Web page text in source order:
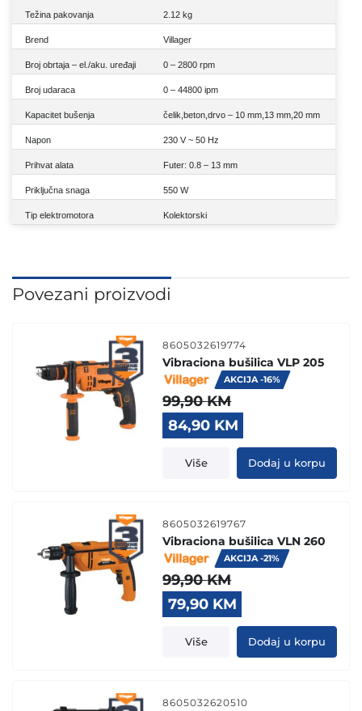
Težina pakovanja 2.12 kg
Brend Villager
Broj obrtaja – el./aku. uređaji 0 – 2800 rpm
Broj udaraca 0 – 44800 ipm
Kapacitet bušenja čelik,beton,drvo – 10 mm,13 mm,20 mm
Napon 230 V ~ 50 Hz
Prihvat alata Futer: 0.8 – 13 mm
Priključna snaga 550 W
Tip elektromotora Kolektorski
Povezani proizvodi
8605032619774
Vibraciona bušilica VLP 205
AKCIJA -16%
99,90KM
Original
price
was:
84,90 KM
price
is:
84,90 KM.
Više Dodaj u korpu
8605032619767
Vibraciona bušilica VLN 260
AKCIJA -21%
99,90KM
Original
price
was:
79,90 KM
price
is:
79,90 KM.
Više Dodaj u korpu
8605032620510